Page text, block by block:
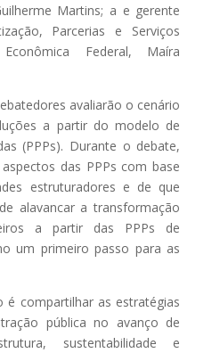
Martins; a e gerente
Parcerias e Serviços
Federal, Maíra
avaliarão o cenário
a partir do modelo de
(PPPs). Durante o debate,
das PPPs com base
estruturadores e de que
alavancar a transformação
a partir das PPPs de
um primeiro passo para as
compartilhar as estratégias
pública no avanço de
sustentabilidade e